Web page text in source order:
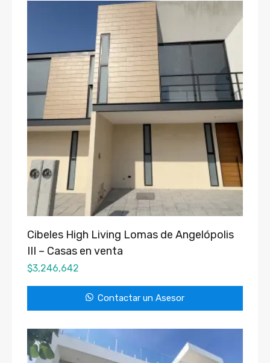
Cibeles High Living Lomas de Angelópolis
III – Casas en venta
$3,246,642
Contactar un Asesor